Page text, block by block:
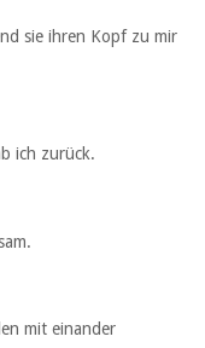
sie ihren Kopf zu mir
ich zurück.
mit einander